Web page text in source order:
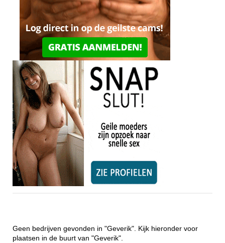
Geen bedrijven gevonden in "Geverik". Kijk hieronder voor
plaatsen in de buurt van "Geverik".